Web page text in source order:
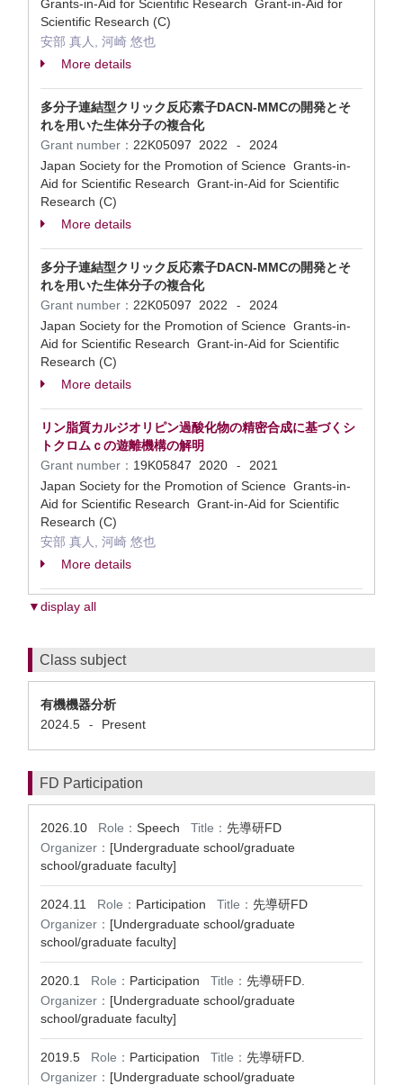
Grants-in-Aid for Scientific Research Grant-in-Aid for
Scientific Research (C)
安部 真人, 河崎 悠也
More details
多分子連結型クリック反応素子DACN-MMCの開発とそ
れを用いた生体分子の複合化
Grant number： 22K05097 2022 -
2024
Japan Society for the Promotion of Science Grants-in-
Aid for Scientific Research Grant-in-Aid for Scientific
Research (C)
More details
多分子連結型クリック反応素子DACN-MMCの開発とそ
れを用いた生体分子の複合化
Grant number： 22K05097 2022 -
2024
Japan Society for the Promotion of Science Grants-in-
Aid for Scientific Research Grant-in-Aid for Scientific
Research (C)
More details
リン脂質カルジオリピン過酸化物の精密合成に基づくシ
トクロムｃの遊離機構の解明
Grant number： 19K05847 2020 -
2021
Japan Society for the Promotion of Science Grants-in-
Aid for Scientific Research Grant-in-Aid for Scientific
Research (C)
安部 真人, 河崎 悠也
More details
▼display all
Class subject
有機機器分析
2024.5
- Present
FD Participation
2026.10 Role： Speech Title： 先導研FD
Organizer： [Undergraduate school/graduate
school/graduate faculty]
2024.11 Role： Participation Title： 先導研FD
Organizer： [Undergraduate school/graduate
school/graduate faculty]
2020.1 Role： Participation Title： 先導研FD.
Organizer： [Undergraduate school/graduate
school/graduate faculty]
2019.5 Role： Participation Title： 先導研FD.
Organizer： [Undergraduate school/graduate